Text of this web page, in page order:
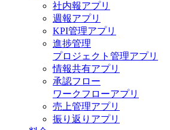
社内報アプリ
週報アプリ
KPI管理アプリ
進捗管理
プロジェクト管理アプリ
情報共有アプリ
承認フロー
ワークフローアプリ
売上管理アプリ
振り返りアプリ